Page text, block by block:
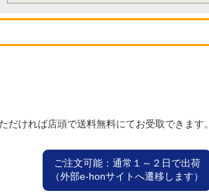
ければ店頭で送料無料にてお受取できます。
ご注文可能：通常１～２日で出荷
（外部e-honサイトへ遷移します）